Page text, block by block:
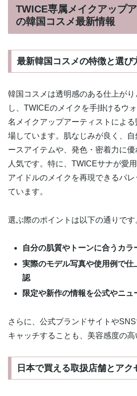
TWICE専属メイクアップ
の韓国コスメ最新情報
最新韓国コスメの特徴と選び
韓国コスメは透明感のある仕上が
し、TWICEのメイクを手掛けるウ
名メイクアップアーティストによ
場しています。肌なじみが良く、
ースアイテムや、発色・密着力に
人気です。特に、TWICEサナが愛
アイドルのメイクを再現できるパ
ています。
選ぶ際のポイントは以下の通りです
自分の肌質やトーンに合うカラ
実際のモデル写真や使用例で仕
認
限定や新作の情報を公式やニュ
さらに、公式ブランドサイトや
キャッチすることも、美容感度の高
日本で買える取扱店舗とアク